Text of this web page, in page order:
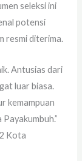
seleksi ini
potensi
resmi diterima.
Antusias dari
luar biasa.
kemampuan
Kota